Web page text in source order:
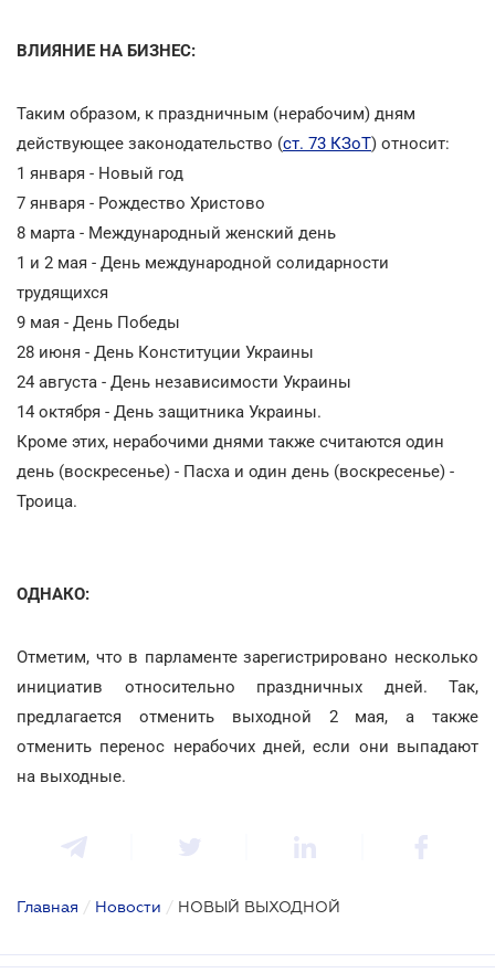
ВЛИЯНИЕ НА БИЗНЕС:
Таким образом, к праздничным (нерабочим) дням
действующее законодательство (ст. 73 КЗоТ) относит:
1 января - Новый год
7 января - Рождество Христово
8 марта - Международный женский день
1 и 2 мая - День международной солидарности
трудящихся
9 мая - День Победы
28 июня - День Конституции Украины
24 августа - День независимости Украины
14 октября - День защитника Украины.
Кроме этих, нерабочими днями также считаются один
день (воскресенье) - Пасха и один день (воскресенье) -
Троица.
ОДНАКО:
Отметим, что в парламенте зарегистрировано несколько
инициатив относительно праздничных дней. Так,
предлагается отменить выходной 2 мая, а также
отменить перенос нерабочих дней, если они выпадают
на выходные.
Главная / Новости / НОВЫЙ ВЫХОДНОЙ